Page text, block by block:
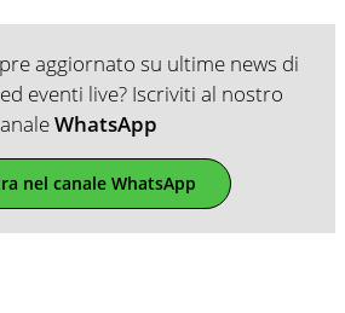
aggiornato su ultime news di
eventi live? Iscriviti al nostro
WhatsApp
nel canale WhatsApp